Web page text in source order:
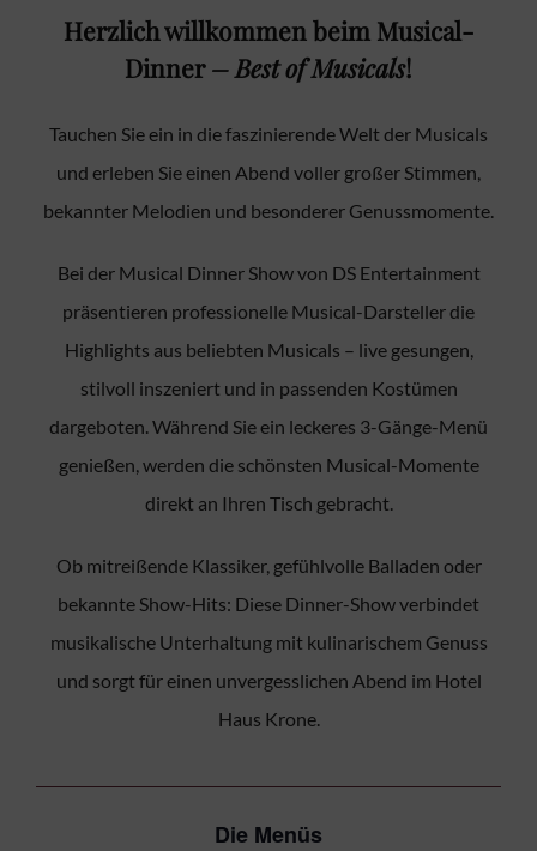
Herzlich willkommen beim Musical-
Dinner– Best of Musicals!
Tauchen Sie ein in die faszinierende Welt der Musicals
und erleben Sie einen Abend voller großer Stimmen,
bekannter Melodien und besonderer Genussmomente.
Bei der Musical Dinner Show von DS Entertainment
präsentieren professionelle Musical-Darsteller die
Highlights aus beliebten Musicals – live gesungen,
stilvoll inszeniert und in passenden Kostümen
dargeboten. Während Sie ein leckeres 3-Gänge-Menü
genießen, werden die schönsten Musical-Momente
direkt an Ihren Tisch gebracht.
Ob mitreißende Klassiker, gefühlvolle Balladen oder
bekannte Show-Hits: Diese Dinner-Show verbindet
musikalische Unterhaltung mit kulinarischem Genuss
und sorgt für einen unvergesslichen Abend im Hotel
Haus Krone.
Die Menüs